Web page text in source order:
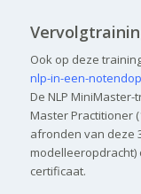
Ook op deze
nlp-in-een-
De NLP
Master Practitioner
afronden van deze
modelleeropdracht)
certificaat.